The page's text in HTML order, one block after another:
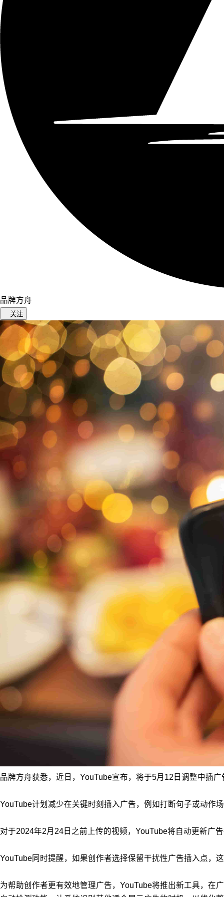
品牌方舟
关注
品牌方舟获悉，近日，YouTube宣布，将于5月12日调整中插
YouTube计划减少在关键时刻插入广告，例如打断句子或动作
对于2024年2月24日之前上传的视频，YouTube将自动更新广
YouTube同时提醒，如果创作者选择保留干扰性广告插入点，
为帮助创作者更有效地管理广告，YouTube将推出新工具，在